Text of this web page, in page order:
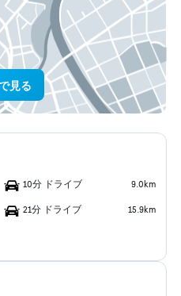
見る
10分 ドライブ 9.0km
21分 ドライブ 15.9km